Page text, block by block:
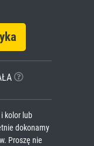
kolor lub
dokonamy
Proszę nie